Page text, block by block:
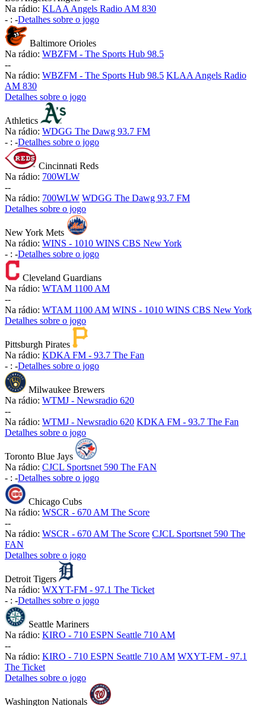
Na rádio: KLAA Angels Radio AM 830
- : -Detalhes sobre o jogo
Baltimore Orioles
Na rádio: WBZFM - The Sports Hub 98.5
--
Na rádio: WBZFM - The Sports Hub 98.5 KLAA Angels Radio
AM 830
Detalhes sobre o jogo
Athletics
Na rádio: WDGG The Dawg 93.7 FM
- : -Detalhes sobre o jogo
Cincinnati Reds
Na rádio: 700WLW
--
Na rádio: 700WLW WDGG The Dawg 93.7 FM
Detalhes sobre o jogo
New York Mets
Na rádio: WINS - 1010 WINS CBS New York
- : -Detalhes sobre o jogo
Cleveland Guardians
Na rádio: WTAM 1100 AM
--
Na rádio: WTAM 1100 AM WINS - 1010 WINS CBS New York
Detalhes sobre o jogo
Pittsburgh Pirates
Na rádio: KDKA FM - 93.7 The Fan
- : -Detalhes sobre o jogo
Milwaukee Brewers
Na rádio: WTMJ - Newsradio 620
--
Na rádio: WTMJ - Newsradio 620 KDKA FM - 93.7 The Fan
Detalhes sobre o jogo
Toronto Blue Jays
Na rádio: CJCL Sportsnet 590 The FAN
- : -Detalhes sobre o jogo
Chicago Cubs
Na rádio: WSCR - 670 AM The Score
--
Na rádio: WSCR - 670 AM The Score CJCL Sportsnet 590 The
FAN
Detalhes sobre o jogo
Detroit Tigers
Na rádio: WXYT-FM - 97.1 The Ticket
- : -Detalhes sobre o jogo
Seattle Mariners
Na rádio: KIRO - 710 ESPN Seattle 710 AM
--
Na rádio: KIRO - 710 ESPN Seattle 710 AM WXYT-FM - 97.1
The Ticket
Detalhes sobre o jogo
Washington Nationals